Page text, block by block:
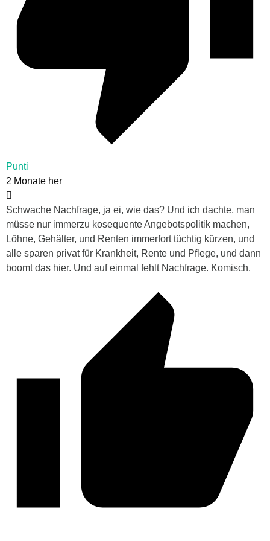
Punti
2 Monate her
Schwache Nachfrage, ja ei, wie das? Und ich dachte, man
müsse nur immerzu kosequente Angebotspolitik machen,
Löhne, Gehälter, und Renten immerfort tüchtig kürzen, und
alle sparen privat für Krankheit, Rente und Pflege, und dann
boomt das hier. Und auf einmal fehlt Nachfrage. Komisch.